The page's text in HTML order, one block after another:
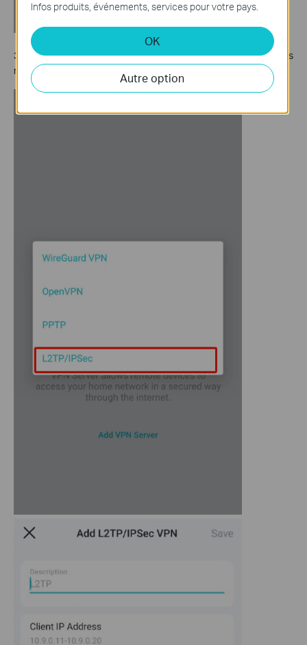
3. SélectionnezL2TP/IPSec, saisissez les informations
nécessaires et enregistrez les paramètres.
Infos produits, événements, services pour votre pays.
OK
Autre option